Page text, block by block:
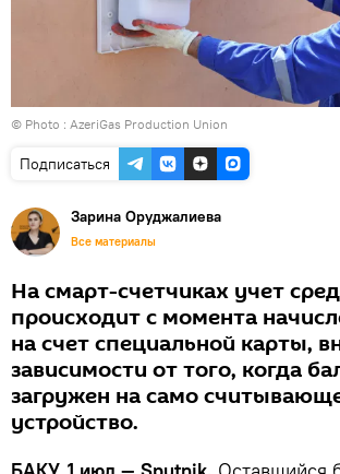
© Photo : AzeriGas Production Union
Подписаться
Зарина Оруджалиева
Все материалы
На смарт-счетчиках учет
происходит с момента
на счет специальной карты,
зависимости от того, когда
загружен на само
устройство.